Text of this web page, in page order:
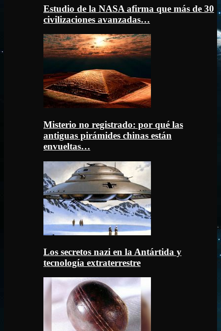
Estudio de la NASA afirma que más de 30
civilizaciones avanzadas…
Misterio no registrado: por qué las
antiguas pirámides chinas están
envueltas…
Los secretos nazi en la Antártida y
tecnología extraterrestre